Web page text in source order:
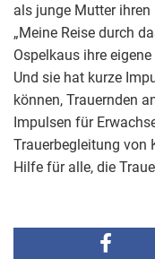
als junge Mutter
„Meine Reise durch
Ospelkaus ihre
Und sie hat kurze
können, Trauernden
Impulsen für
Trauerbegleitung von
Hilfe für alle, die